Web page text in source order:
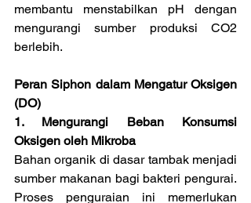
membantu menstabilkan pH dengan
mengurangi sumber produksi CO2
berlebih.
Peran Siphon dalam Mengatur Oksigen
(DO)
1. Mengurangi Beban Konsumsi
Oksigen oleh Mikroba
Bahan organik di dasar tambak menjadi
sumber makanan bagi bakteri pengurai.
Proses penguraian ini memerlukan